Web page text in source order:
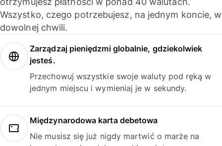
Wszystko, czego potrzebujesz, na jednym koncie, w
dowolnej chwili.
Zarządzaj pieniędzmi globalnie, gdziekolwiek
jesteś.
Przechowuj wszystkie swoje waluty pod ręką w
jednym miejscu i wymieniaj je w sekundy.
Międzynarodowa karta debetowa
Nie musisz się już nigdy martwić o marże na